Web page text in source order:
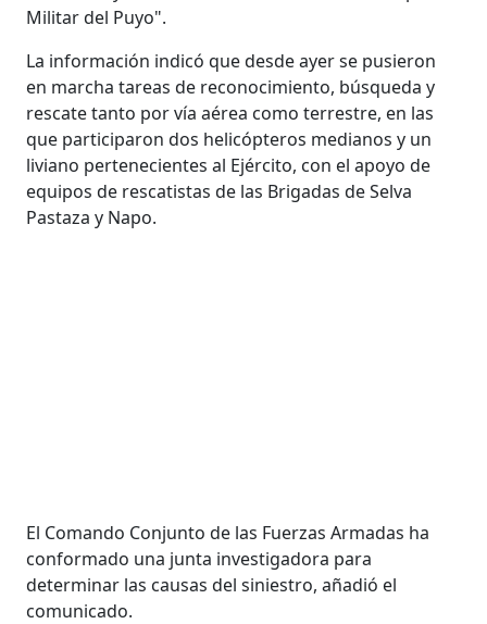
Militar del Puyo".
La información indicó que desde ayer se pusieron
en marcha tareas de reconocimiento, búsqueda y
rescate tanto por vía aérea como terrestre, en las
que participaron dos helicópteros medianos y un
liviano pertenecientes al Ejército, con el apoyo de
equipos de rescatistas de las Brigadas de Selva
Pastaza y Napo.
El Comando Conjunto de las Fuerzas Armadas ha
conformado una junta investigadora para
determinar las causas del siniestro, añadió el
comunicado.